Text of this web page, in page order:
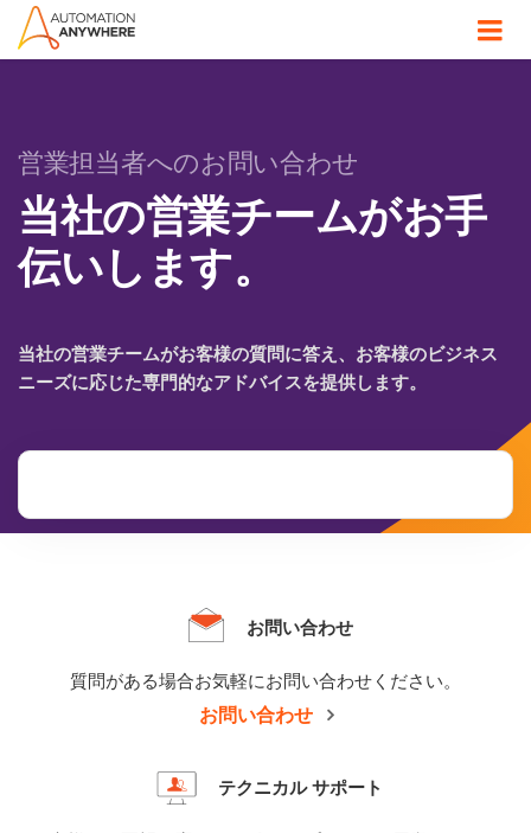
営業担当者へのお問い合わせ
当社の営業チームがお手
伝いします。
当社の営業チームがお客様の質問に答え、お客様のビジネス
ニーズに応じた専門的なアドバイスを提供します。
お問い合わせ
質問がある場合お気軽にお問い合わせください。
お問い合わせ
テクニカル サポート